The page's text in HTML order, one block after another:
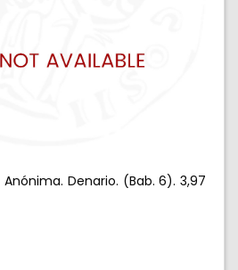
Denario. (Bab. 6). 3,97